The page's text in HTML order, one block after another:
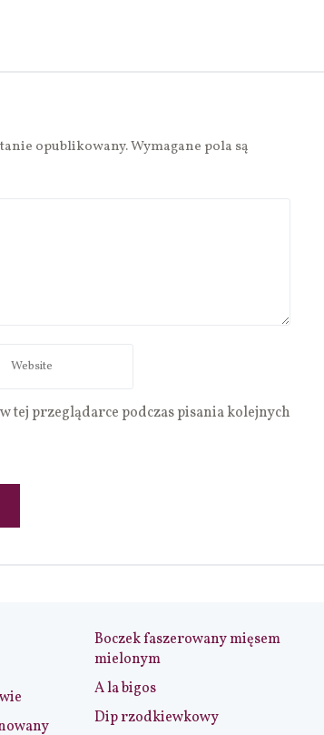
opublikowany.Wymagane pola są
tej przeglądarce podczas pisania kolejnych
Boczek faszerowany mięsem
mielonym
A la bigos
Dip rzodkiewkowy